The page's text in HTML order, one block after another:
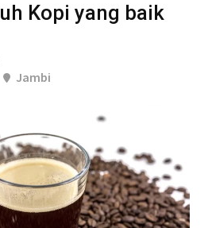
Kopi yang baik
Jambi